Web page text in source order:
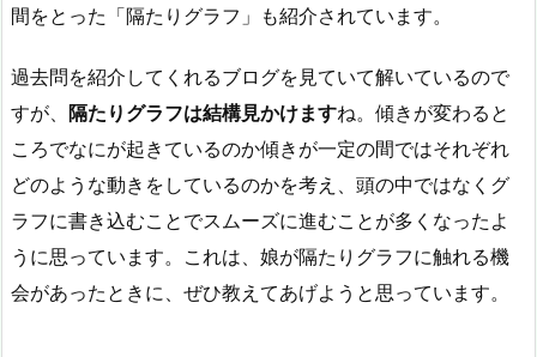
間をとった「隔たりグラフ」も紹介されています。
過去問を紹介してくれるブログを見ていて解いているので
すが、 隔たりグラフは結構見かけますね。傾きが変わると
ころでなにが起きているのか傾きが一定の間ではそれぞれ
どのような動きをしているのかを考え、頭の中ではなくグ
ラフに書き込むことでスムーズに進むことが多くなったよ
うに思っています。これは、娘が隔たりグラフに触れる機
会があったときに、ぜひ教えてあげようと思っています。